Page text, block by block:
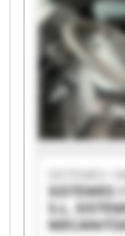
SISTEMES I
SISTEMES I
SISTEMES I
SISTEMES I
SISTEMES
S.L.